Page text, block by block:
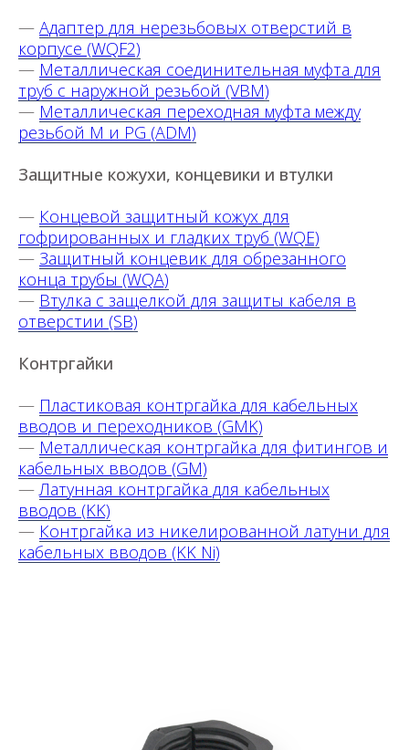
— Адаптер для нерезьбовых отверстий в
корпусе (WQF2)
— Металлическая соединительная муфта для
труб с наружной резьбой (VBM)
— Металлическая переходная муфта между
резьбой M и PG (ADM)
Защитные кожухи, концевики и втулки
— Концевой защитный кожух для
гофрированных и гладких труб (WQE)
— Защитный концевик для обрезанного
конца трубы (WQA)
— Втулка с защелкой для защиты кабеля в
отверстии (SB)
Контргайки
— Пластиковая контргайка для кабельных
вводов и переходников (GMK)
— Металлическая контргайка для фитингов и
кабельных вводов (GM)
—Латунная контргайка для кабельных
вводов (KK)
— Контргайка из никелированной латуни для
кабельных вводов (KK Ni)